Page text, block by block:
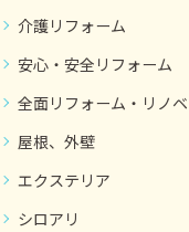
介護リフォーム
安心・安全リフォーム
全面リフォーム・リノ
屋根、外壁
エクステリア
シロアリ